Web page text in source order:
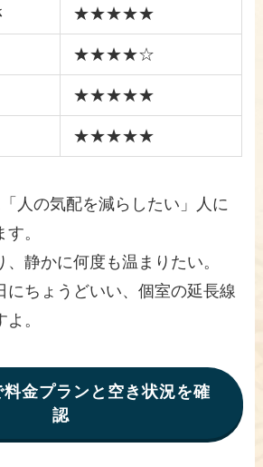
★★★★★
★★★★☆
★★★★★
★★★★★
人の気配を減らしたい」人に
。
静かに何度も温まりたい。
にちょうどいい、個室の延長線
。
金プランと空き状況を確
認